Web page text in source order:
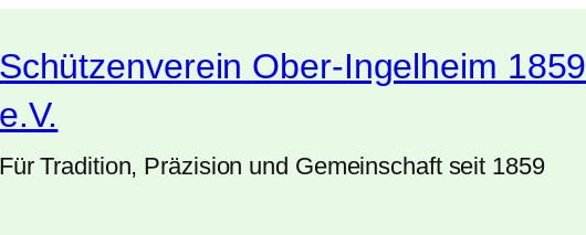
Schützenverein Ober-Ingelheim 1859
e.V.
Für Tradition, Präzision und Gemeinschaft seit 1859